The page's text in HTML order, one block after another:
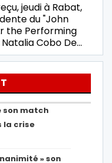
jeudi à Rabat,
du "John
the Performing
Cobo De…
son match
la crise
» son